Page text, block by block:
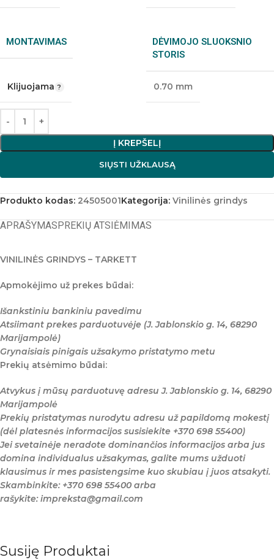
MONTAVIMAS
Klijuojama
DĖVIMOJO SLUOKSNIO
STORIS
0.70 mm
Į KREPŠELĮ
SIŲSTI UŽKLAUSĄ
Produkto kodas: 24505001Kategorija: Vinilinės grindys
APRAŠYMASPREKIŲ ATSIĖMIMAS
VINILINĖS GRINDYS – TARKETT
Apmokėjimo už prekes būdai:
Išankstiniu bankiniu pavedimu
Atsiimant prekes parduotuvėje (J. Jablonskio g. 14, 68290
Marijampolė)
Grynaisiais pinigais užsakymo pristatymo metu
Prekių atsėmimo būdai:
Atvykus į mūsų parduotuvę adresu J. Jablonskio g. 14, 68290
Marijampolė
Prekių pristatymas nurodytu adresu už papildomą mokestį
(dėl platesnės informacijos susisiekite +370 698 55400)
Jei svetainėje neradote dominančios informacijos arba jus
domina individualus užsakymas, galite mums užduoti
klausimus ir mes pasistengsime kuo skubiau į juos atsakyti.
Skambinkite: +370 698 55400 arba
rašykite: impreksta@gmail.com
Susiję Produktai